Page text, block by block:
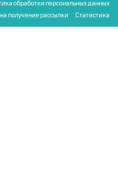
обработки персональных данных
получение рассылки
Статистика